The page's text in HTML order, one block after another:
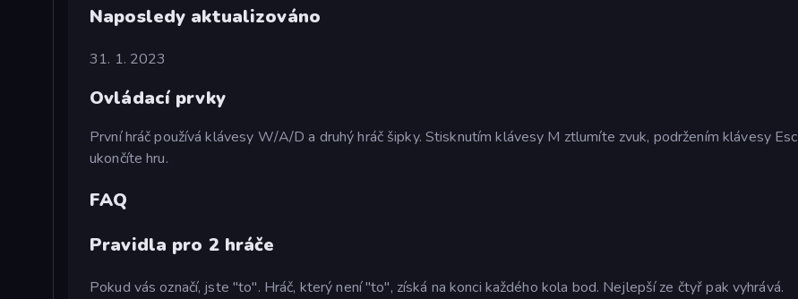
Naposledy aktualizováno
31. 1. 2023
Ovládací prvky
První hráč používá klávesy W/A/D a druhý hráč šipky. Stisknutím klávesy M ztlumíte zvuk, podržením klávesy Esc
ukončíte hru.
FAQ
Pravidla pro 2 hráče
Pokud vás označí, jste "to". Hráč, který není "to", získá na konci každého kola bod. Nejlepší ze čtyř pak vyhrává.